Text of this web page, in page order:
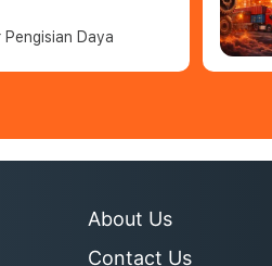
Daya
About Us
Contact Us